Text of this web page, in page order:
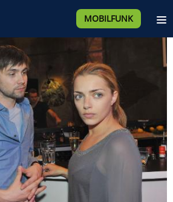
MOBILFUNK